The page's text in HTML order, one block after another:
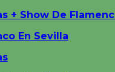
+ Show De
En Sevilla